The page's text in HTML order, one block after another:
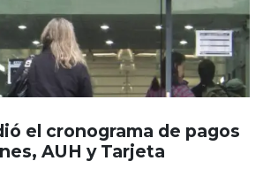
el cronograma de pagos
AUH y Tarjeta